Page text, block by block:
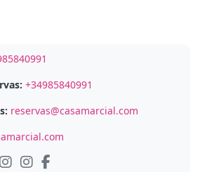
+34985840991
reservas@casamarcial.com